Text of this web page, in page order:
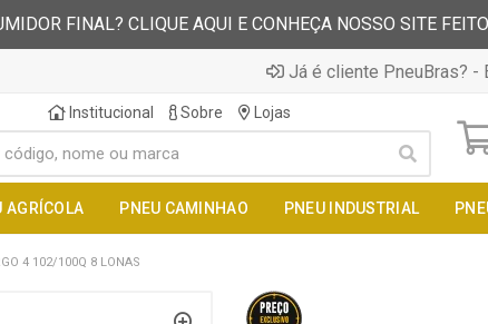
FINAL? CLIQUE AQUI E CONHEÇA NOSSO SITE
Já é cliente PneuBras? -
Institucional Sobre Lojas
AGRÍCOLA PNEU CAMINHAO PNEU INDUSTRIAL
4 102/100Q 8 LONAS